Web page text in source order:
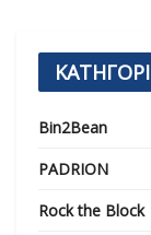
Bin2Bean
PADRION
Rock the Block